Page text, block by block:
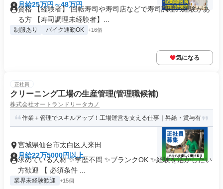
月給25万円～48万円
資格 【経験者】 回転寿司や寿司店などで寿司調理の経験があ
る方 【寿司調理未経験者】...
制服あり バイク通勤OK +16個
気になる
正社員
クリーニング工場の生産管理(管理職候補)
株式会社オートランドリータカノ
作業＋管理でスキルアップ！工場運営を支える仕事｜昇給・賞与有
宮城県仙台市太白区人来田
月給22万5000円以上
求めている人材 ✨学歴不問 ✨ブランクOK ✨経験を活かしたい
方歓迎 【 必須条件 ...
業界未経験歓迎 +15個